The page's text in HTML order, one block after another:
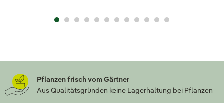
Pflanzen frisch vom Gärtner
Aus Qualitätsgründen keine Lagerhaltung bei Pflanzen